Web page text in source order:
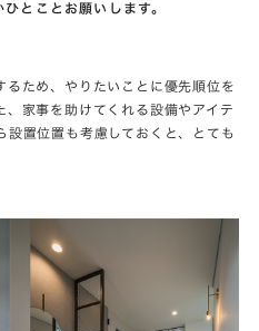
とことお願いします。
るため、やりたいことに優先順位を
家事を助けてくれる設備やアイテ
設置位置も考慮しておくと、とても